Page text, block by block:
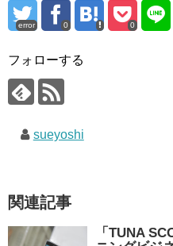
error 0 0
フォローする
sueyoshi
関連記事
「TUNA